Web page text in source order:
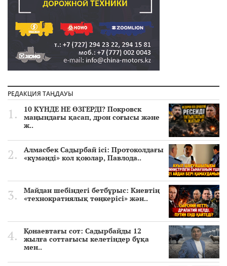
РЕДАКЦИЯ ТАҢДАУЫ
10 КҮНДЕ НЕ ӨЗГЕРДІ? Покровск
маңындағы қасап, дрон соғысы және
ж..
Алмасбек Садырбай ісі: Протоколдағы
«күмәнді» кол қоюлар, Павлода..
Майдан шебіндегі бетбұрыс: Киевтің
«технократиялық төңкерісі» жән..
Қонаевтағы сот: Садырбайды 12
жылға соттағысы келетіндер бұқа
мен..